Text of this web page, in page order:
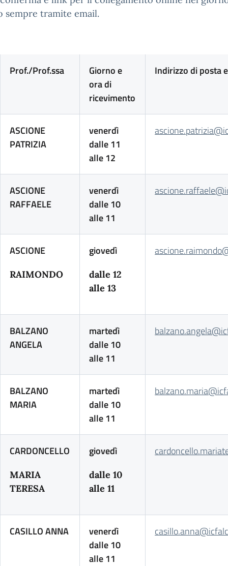
sempre tramite email.
Prof./Prof.ssa
Giorno e
ora di
ricevimento
Indirizzo di posta
ASCIONE
PATRIZIA
venerdì
dalle 11
alle 12
ASCIONE
RAFFAELE
venerdì
dalle 10
alle 11
ASCIONE
RAIMONDO
giovedì
dalle 12
alle 13
BALZANO
ANGELA
martedì
dalle 10
alle 11
BALZANO
MARIA
martedì
dalle 10
alle 11
CARDONCELLO
MARIA
TERESA
giovedì
dalle 10
alle 11
CASILLO ANNA
venerdì
dalle 10
alle 11